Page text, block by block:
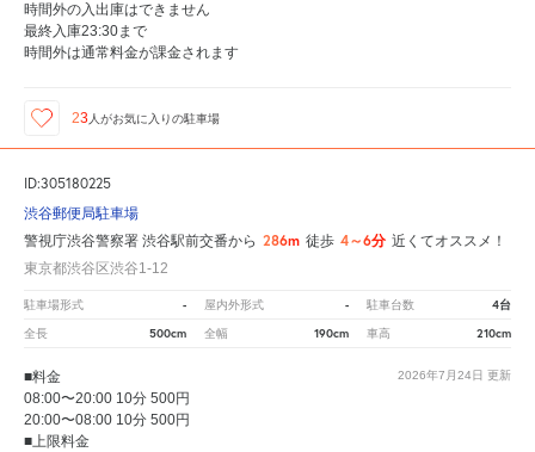
時間外の入出庫はできません
最終入庫23:30まで
時間外は通常料金が課金されます
23人がお気に入りの駐車場
ID:305180225
渋谷郵便局駐車場
警視庁渋谷警察署 渋谷駅前交番から 286m 徒歩 4～6分 近くてオススメ！
東京都渋谷区渋谷1-12
駐車場形式 - 屋内外形式 - 駐車台数 4台
全長 500cm 全幅 190cm 車高 210cm
2026年7月24日 更新
■料金
08:00〜20:00 10分 500円
20:00〜08:00 10分 500円
■上限料金